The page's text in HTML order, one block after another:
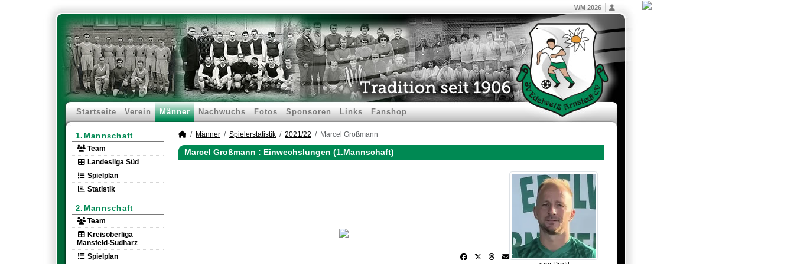
WM 2026
Startseite Verein Männer Nachwuchs Fotos Sponsoren Links Fanshop
1.Mannschaft
Team
Landesliga Süd
Spielplan
Statistik
2.Mannschaft
Team
Kreisoberliga
Mansfeld-Südharz
Spielplan
Männer Spielerstatistik 2021/22 Marcel Großmann
Marcel Großmann : Einwechslungen (1.Mannschaft)